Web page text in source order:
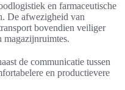
en farmaceutische
De afwezigheid van
bovendien veiliger
magazijnruimtes.
de communicatie tussen
en productievere